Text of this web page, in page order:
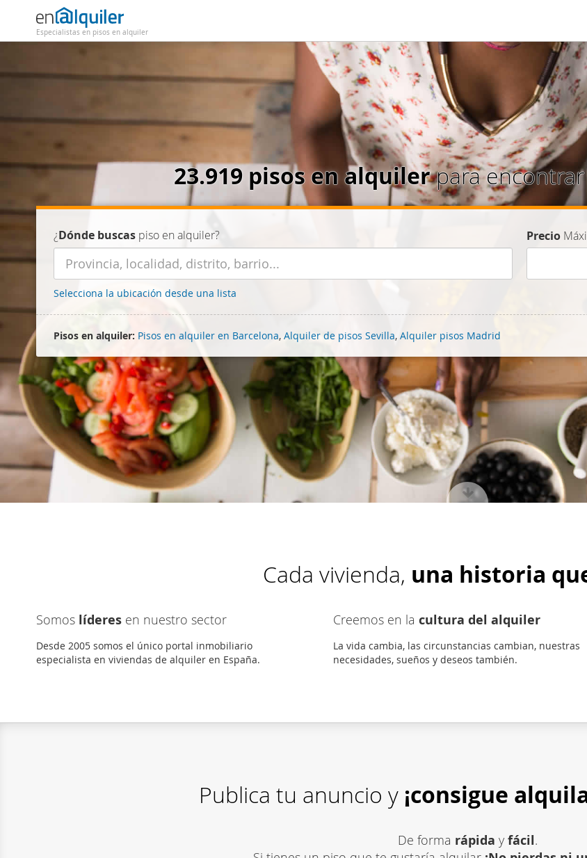
Especialistas en pisos en alquiler
23.919 pisos en alquilerpara
¿Dónde buscas piso en alquiler?
Selecciona la ubicación desde una lista
Precio
Pisos en alquiler: Pisos en alquiler en Barcelona, Alquiler de pisos Sevilla, Alquiler pisos Madrid
Cada vivienda, una historia
Somos líderes en nuestro sector
Desde 2005 somos el único portal inmobiliario
especialista en viviendas de alquiler en España.
Creemos en la cultura del alquiler
La vida cambia, las circunstancias cambian, nuestras
necesidades, sueños y deseos también.
Publica tu anuncio y ¡consigue
De forma rápida y fácil.